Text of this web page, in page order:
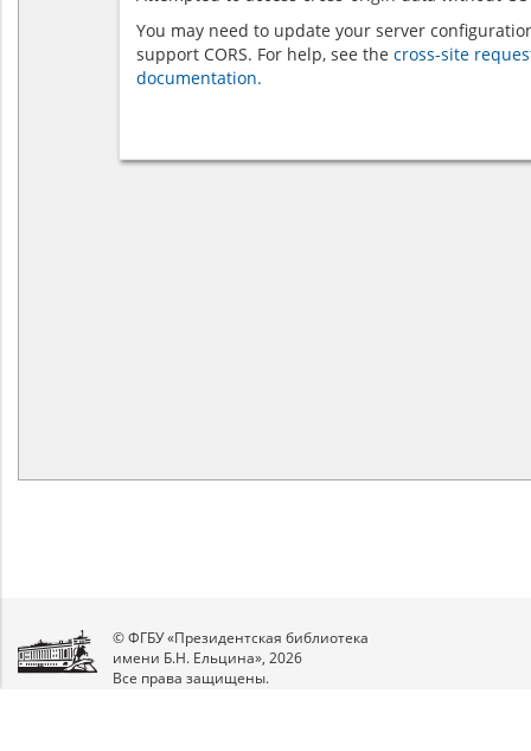
You may need to update your server
support CORS. For help, see the cross-site
documentation.
© ФГБУ «Президентская библиотека
имени Б.Н. Ельцина», 2026
Все права защищены.